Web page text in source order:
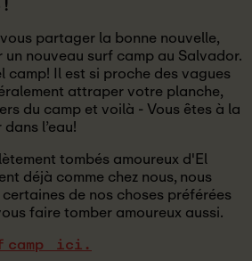
partager la bonne nouvelle,
nouveau surf camp au Salvador.
camp! Il est si proche des vagues
attraper votre planche,
du camp et voilà - Vous êtes à la
l’eau!
tombés amoureux d'El
déjà comme chez nous, nous
de nos choses préférées
faire tomber amoureux aussi.
camp ici.